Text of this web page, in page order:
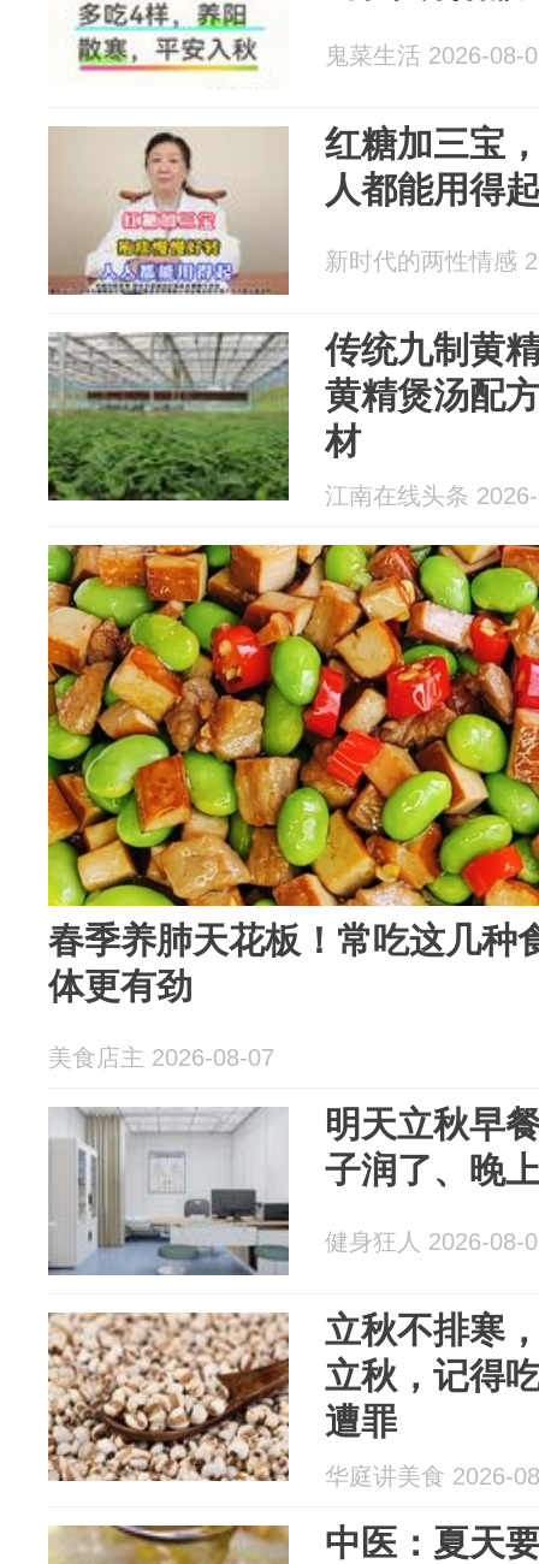
鬼菜生活 2026-08-
红糖加三宝
人都能用得
新时代的两性情感
传统九制黄
黄精煲汤配
材
江南在线头条
春季养肺天花板！常吃这几种
体更有劲
美食店主 2026-08-07
明天立秋早
子润了、晚
健身狂人 2026-08-
立秋不排寒
立秋，记得
遭罪
华庭讲美食 2026-
中医：夏天